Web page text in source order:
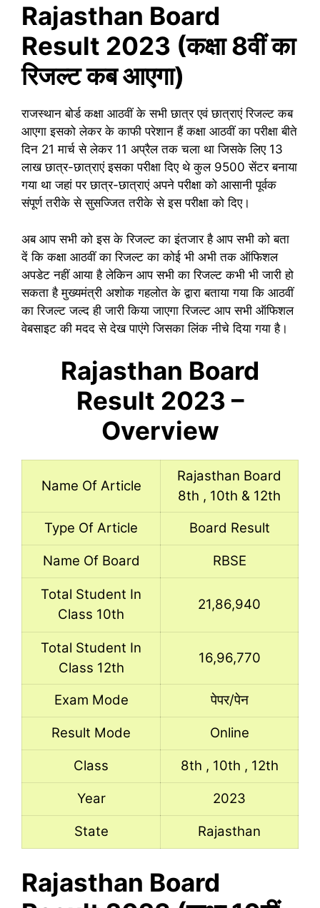
Rajasthan Board
Result 2023 (कक्षा 8वीं का
रिजल्ट कब आएगा)
राजस्थान बोर्ड कक्षा आठवीं के सभी छात्र एवं छात्राएं रिजल्ट कब
आएगा इसको लेकर के काफी परेशान हैं कक्षा आठवीं का परीक्षा बीते
दिन 21 मार्च से लेकर 11 अप्रैल तक चला था जिसके लिए 13
लाख छात्र-छात्राएं इसका परीक्षा दिए थे कुल 9500 सेंटर बनाया
गया था जहां पर छात्र-छात्राएं अपने परीक्षा को आसानी पूर्वक
संपूर्ण तरीके से सुसज्जित तरीके से इस परीक्षा को दिए।
अब आप सभी को इस के रिजल्ट का इंतजार है आप सभी को बता
दें कि कक्षा आठवीं का रिजल्ट का कोई भी अभी तक ऑफिशल
अपडेट नहीं आया है लेकिन आप सभी का रिजल्ट कभी भी जारी हो
सकता है मुख्यमंत्री अशोक गहलोत के द्वारा बताया गया कि आठवीं
का रिजल्ट जल्द ही जारी किया जाएगा रिजल्ट आप सभी ऑफिशल
वेबसाइट की मदद से देख पाएंगे जिसका लिंक नीचे दिया गया है।
Rajasthan Board
Result 2023 –
Overview
Name Of Article
Rajasthan Board
8th , 10th & 12th
Type Of Article
Board Result
Name Of Board
RBSE
Total Student In
Class 10th
21,86,940
Total Student In
Class 12th
16,96,770
Exam Mode
पेपर/पेन
Result Mode
Online
Class
8th , 10th , 12th
Year
2023
State
Rajasthan
Rajasthan Board